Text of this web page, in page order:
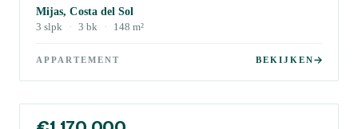
Mijas, Costa del Sol
3 slpk · 3 bk · 148 m²
APPARTEMENT BEKIJKEN